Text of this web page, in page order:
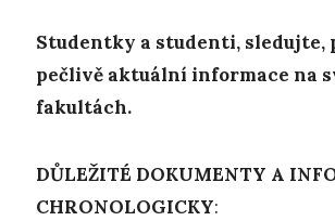
Studentky a studenti, sledujte,
pečlivě aktuální informace na
fakultách.
DŮLEŽITÉ DOKUMENTY A
CHRONOLOGICKY: